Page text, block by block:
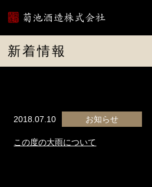
新着情報
2018.07.10 お知らせ
この度の大雨について